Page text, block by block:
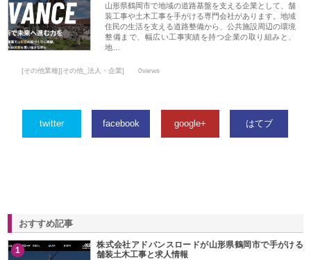
山形県鶴岡市で地域の道路基盤を支える企業として、舗
装工事や土木工事を手がける専門会社があります。地域
住民の生活を支える道路整備から、公共施設周辺の環境
整備まで、幅広い工事実績を持つ企業の取り組みと、
地…
[その他業種][その他_法人・企業] 0views
twitter facebook google+ はてブ
おすすめ記事
1
株式会社アドバンスロードが山形県鶴岡市で手がける
舗装土木工事と求人情報